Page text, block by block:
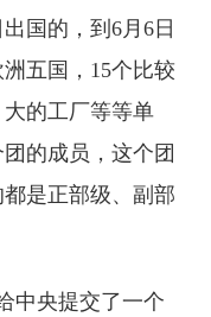
国的，到6月6日
五国，15个比较
的工厂等等单
的成员，这个团
是正部级、副部
央提交了一个